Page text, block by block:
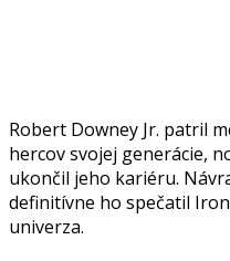
Robert Downey Jr. patril
hercov svojej generácie,
ukončil jeho kariéru.
definitívne ho spečatil
univerza.